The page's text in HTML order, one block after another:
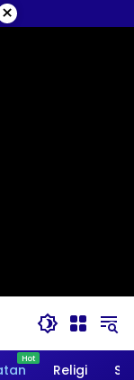
×
Religi